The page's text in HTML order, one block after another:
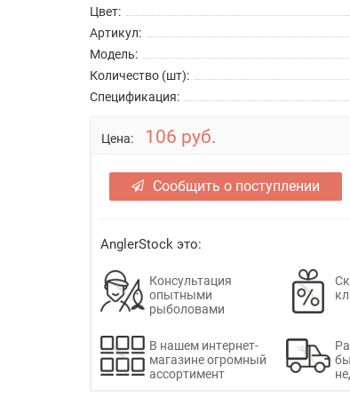
Цвет:
Артикул:
Модель:
Количество (шт):
Спецификация:
Цена: 106 руб.
Сообщить о поступлении
AnglerStock это:
Консультация
опытными
рыболовами
В нашем интернет-
магазине огромный
ассортимент